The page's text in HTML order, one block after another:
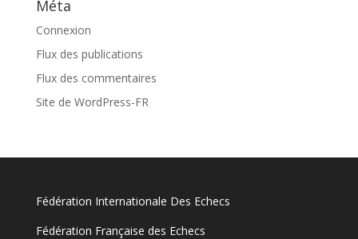
Méta
Connexion
Flux des publications
Flux des commentaires
Site de WordPress-FR
Fédération Internationale Des Echecs
Fédération Française des Echecs